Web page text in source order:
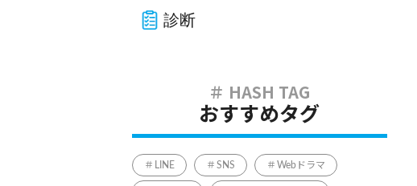
診断
おすすめタグ
LINE SNS Webドラマ